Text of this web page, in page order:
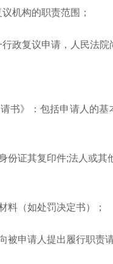
机构的职责范围；
复议申请，人民法院
》：包括申请人的基
证其复印件;法人或
（如处罚决定书）；
申请人提出履行职责